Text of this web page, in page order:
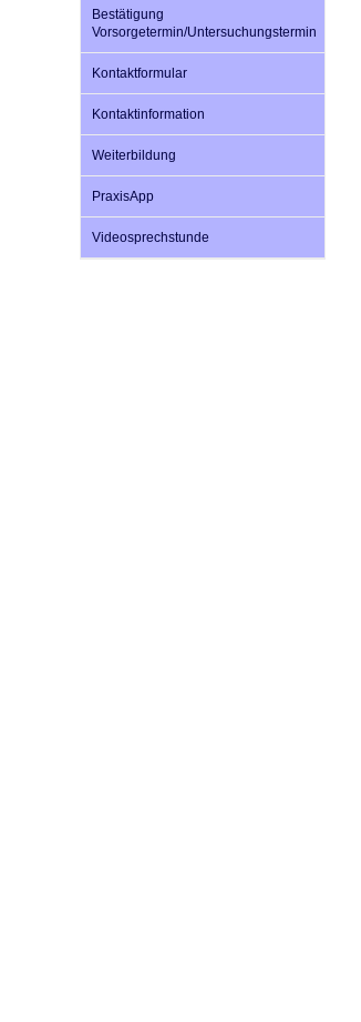
Bestätigung
Vorsorgetermin/Untersuchungstermin
Kontaktformular
Kontaktinformation
Weiterbildung
PraxisApp
Videosprechstunde